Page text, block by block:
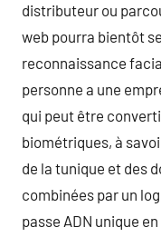
distributeur ou
web pourra bientôt
reconnaissance
personne a une
qui peut être
biométriques, à
de la tunique et des
combinées par un
passe ADN unique